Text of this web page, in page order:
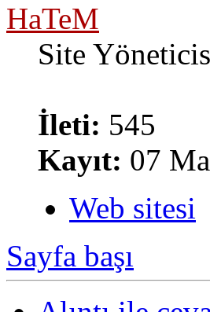
HaTeM
Site
İleti: 545
Kayıt: 07
Web sitesi
Sayfa başı